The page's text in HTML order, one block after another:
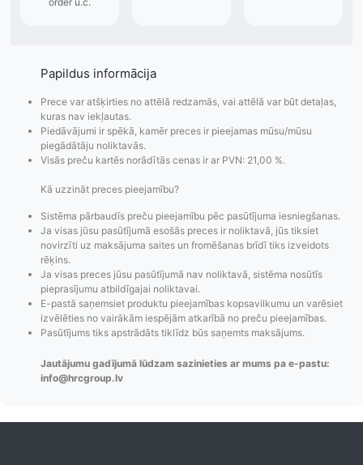
Pasūtījumu statusa
maiņas
paziņojumi,
Izsekošana,
Visi pieejamie
piegādes veidi un
to izmaksas bez
Papildus informācija
Prece var atšķirties no attēlā redzamās, vai attēlā var būt detaļas,
kuras nav iekļautas.
Piedāvājumi ir spēkā, kamēr preces ir pieejamas mūsu/mūsu
piegādātāju noliktavās.
Visās preču kartēs norādītās cenas ir ar PVN: 21,00 %.
Kā uzzināt preces pieejamību?
Sistēma pārbaudīs preču pieejamību pēc pasūtījuma iesniegšanas.
Ja visas jūsu pasūtījumā esošās preces ir noliktavā, jūs tiksiet
novirzīti uz maksājuma saites un fromēšanas brīdī tiks izveidots
rēķins.
Ja visas preces jūsu pasūtījumā nav noliktavā, sistēma nosūtīs
pieprasījumu atbildīgajai noliktavai.
E-pastā saņemsiet produktu pieejamības kopsavilkumu un varēsiet
izvēlēties no vairākām iespējām atkarībā no preču pieejamības.
Pasūtījums tiks apstrādāts tiklīdz būs saņemts maksājums.
Jautājumu gadījumā lūdzam sazinieties ar mums pa e-pastu:
info@hrcgroup.lv